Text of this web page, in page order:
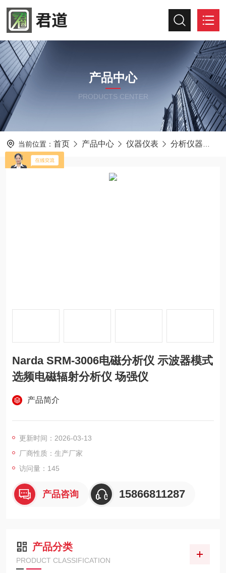
产品中心
PRODUCTS CENTER
当前位置： 首页 产品中心 仪器仪表 分析仪器
Narda SRM-3006电磁分析仪 示波器模式
选频电磁辐射分析仪 场强仪
产品简介
更新时间：2026-03-13
厂商性质：生产厂家
访问量：145
产品咨询 15866811287
产品分类
PRODUCT CLASSIFICATION